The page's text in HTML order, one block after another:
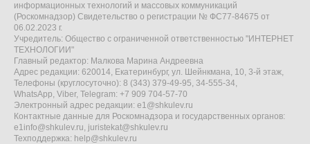
информационных технологий и массовых коммуникаций
(Роскомнадзор) Свидетельство о регистрации № ФС77-84675 от
06.02.2023 г.
Учредитель: Общество с ограниченной ответственностью "ИНТЕРНЕТ
ТЕХНОЛОГИИ"
Главный редактор: Малкова Марина Андреевна
Адрес редакции: 620014, Екатеринбург, ул. Шейнкмана, 10, 3-й этаж,
Телефоны (круглосуточно): 8 (343) 379-49-95, 34-555-34,
WhatsApp, Viber, Telegram: +7 909 704-57-70
Электронный адрес редакции: e1@shkulev.ru
Контактные данные для Роскомнадзора и государственных органов:
e1info@shkulev.ru, juristekat@shkulev.ru
Техподдержка: help@shkulev.ru